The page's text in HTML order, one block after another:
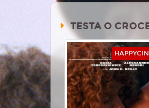
TESTA O